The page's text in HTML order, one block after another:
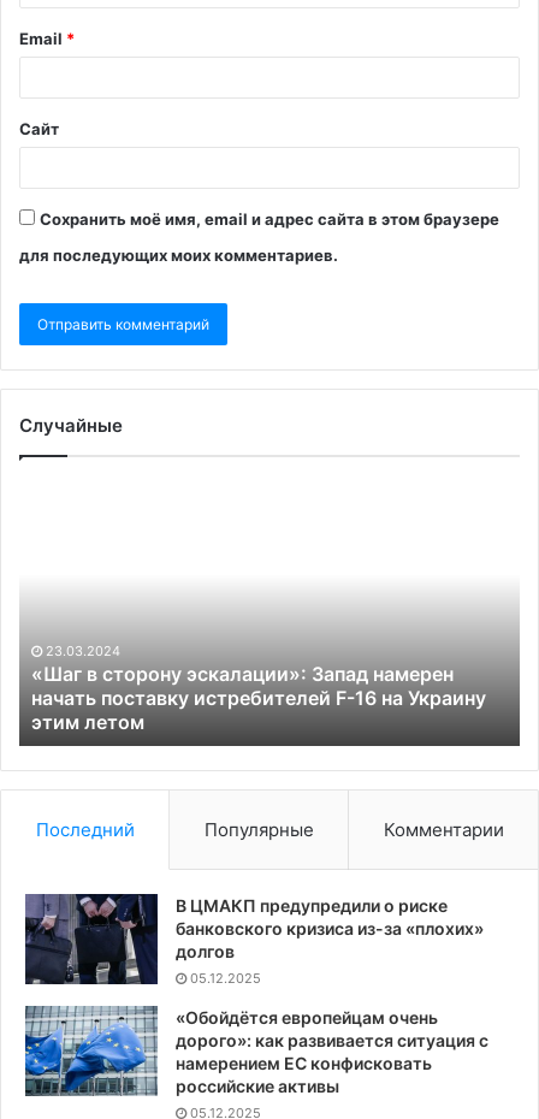
Email *
Сайт
Сохранить моё имя, email и адрес сайта в этом браузере
для последующих моих комментариев.
Случайные
начать
поставку
истребителей
F-
16
на
Украину
этим
23.03.2024
«Шаг в сторону эскалации»: Запад намерен
начать поставку истребителей F-16 на Украину
этим летом
Последний Популярные Комментарии
В ЦМАКП предупредили о риске
банковского кризиса из-за «плохих»
долгов
05.12.2025
«Обойдётся европейцам очень
дорого»: как развивается ситуация с
намерением ЕС конфисковать
российские активы
05.12.2025